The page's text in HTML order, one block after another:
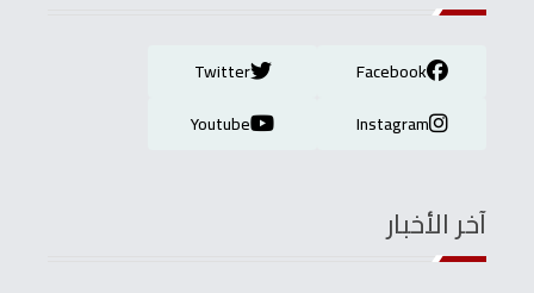
Facebook
Twitter
Instagram
Youtube
آخر الأخبار